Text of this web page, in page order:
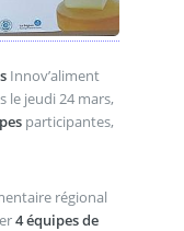
Innov’aliment
le jeudi 24 mars,
participantes,
régional
4 équipes de